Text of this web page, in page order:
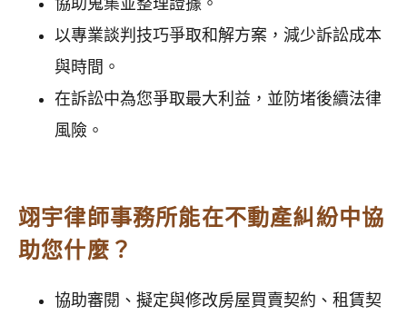
以專業談判技巧爭取和解方案，減少訴訟成本
與時間。
在訴訟中為您爭取最大利益，並防堵後續法律
風險。
翊宇律師事務所能在不動產糾紛中協
助您什麼？
協助審閱、擬定與修改房屋買賣契約、租賃契